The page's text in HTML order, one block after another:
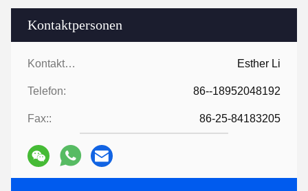
Kontaktpersonen
Kontaktpersonen: Esther Li
Telefon: 86--18952048192
Fax:: 86-25-84183205